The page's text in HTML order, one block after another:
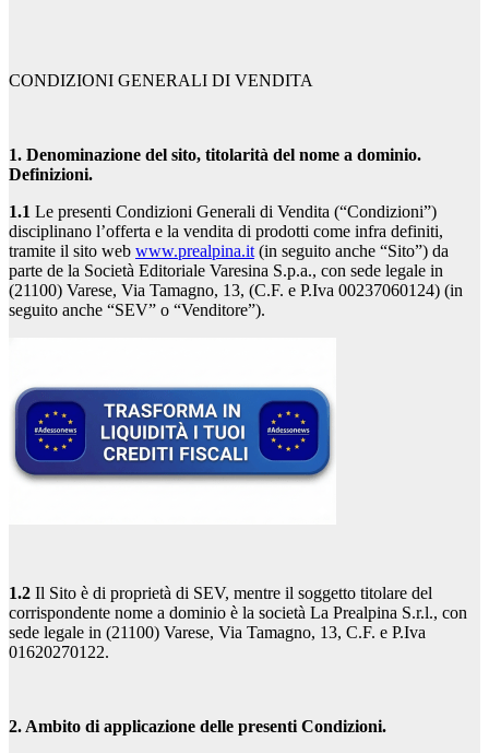
CONDIZIONI GENERALI DI VENDITA
1. Denominazione del sito, titolarità del nome a dominio.
Definizioni.
1.1 Le presenti Condizioni Generali di Vendita (“Condizioni”)
disciplinano l’offerta e la vendita di prodotti come infra definiti,
tramite il sito web www.prealpina.it(in seguito anche “Sito”) da
parte de la Società Editoriale Varesina S.p.a., con sede legale in
(21100) Varese, Via Tamagno, 13, (C.F. e P.Iva 00237060124) (in
seguito anche “SEV” o “Venditore”).
1.2 Il Sito è di proprietà di SEV, mentre il soggetto titolare del
corrispondente nome a dominio è la società La Prealpina S.r.l., con
sede legale in (21100) Varese, Via Tamagno, 13, C.F. e P.Iva
01620270122.
2. Ambito di applicazione delle presenti Condizioni.